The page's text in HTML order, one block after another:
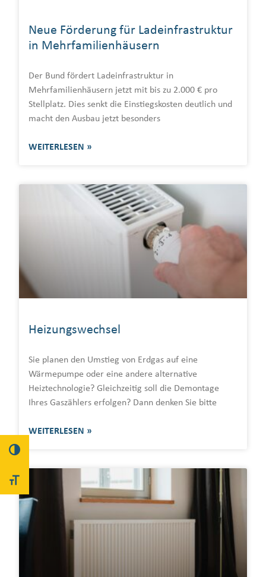
UMSCHALTEN AUF HOHE KONTRASTE
SCHRIFT VERGRÖSSERN
Neue Förderung für Ladeinfrastruktur
in Mehrfamilienhäusern
Der Bund fördert Ladeinfrastruktur in
Mehrfamilienhäusern jetzt mit bis zu 2.000 € pro
Stellplatz. Dies senkt die Einstiegskosten deutlich und
macht den Ausbau jetzt besonders
WEITERLESEN »
Heizungswechsel
Sie planen den Umstieg von Erdgas auf eine
Wärmepumpe oder eine andere alternative
Heiztechnologie? Gleichzeitig soll die Demontage
Ihres Gaszählers erfolgen? Dann denken Sie bitte
WEITERLESEN »